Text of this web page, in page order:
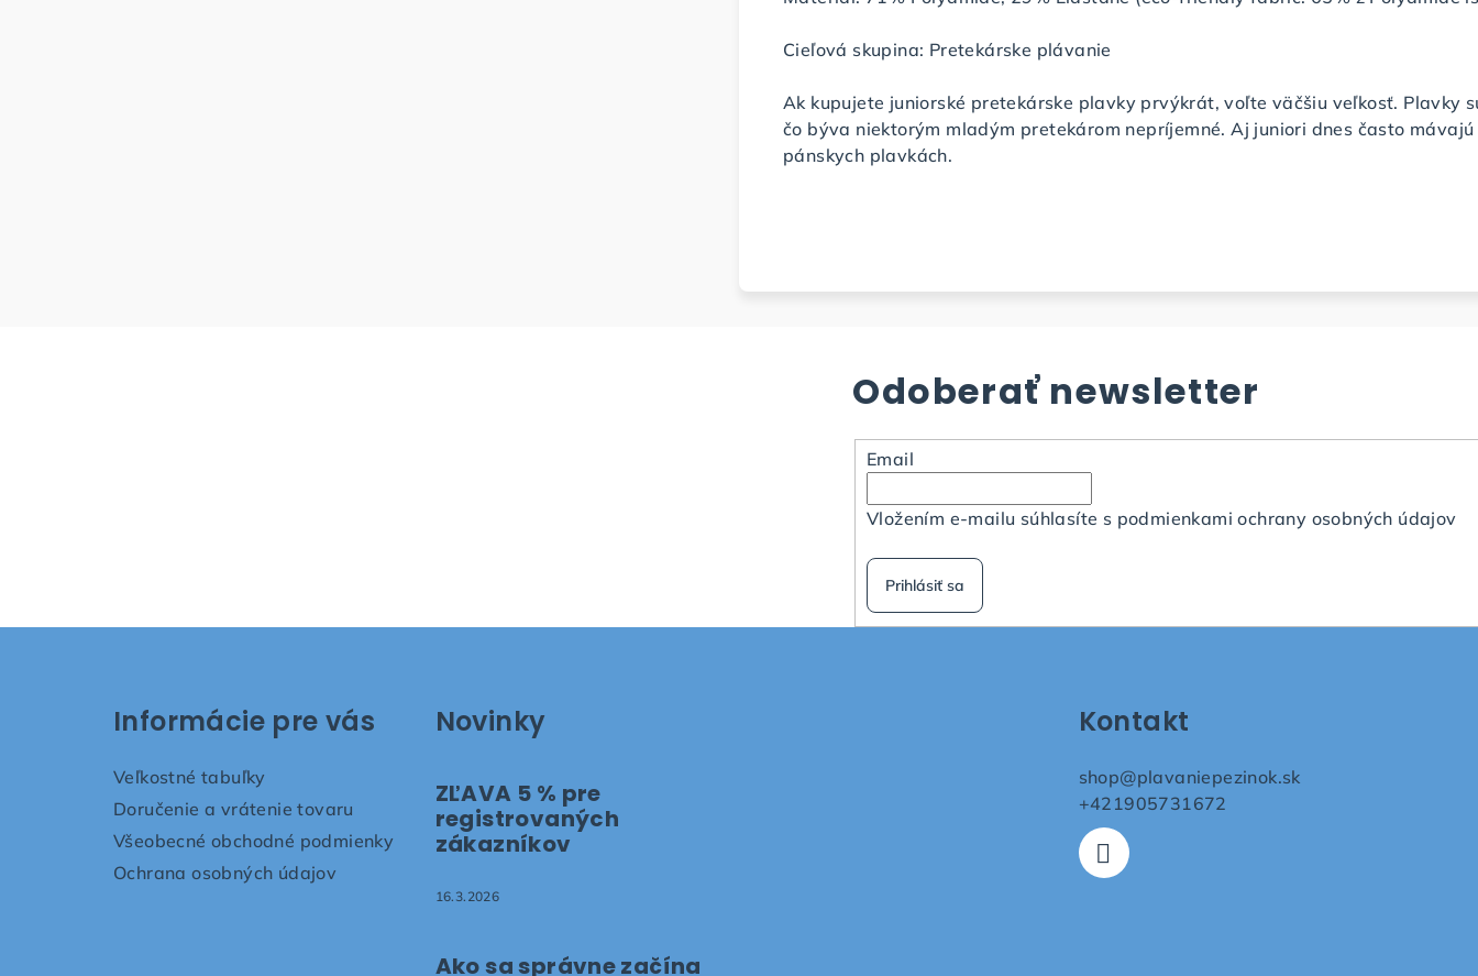
Cieľová skupina: Pretekárske plávanie
Ak kupujete juniorské pretekárske plavky prvýkrát, voľte väčšiu veľkosť. Plavky
čo býva niektorým mladým pretekárom nepríjemné. Aj juniori dnes často
pánskych plavkách.
Odoberať newsletter
Email
Vložením e-mailu súhlasíte s podmienkami ochrany osobných údajov
Prihlásiť sa
Informácie pre vás
Veľkostné tabuľky
Doručenie a vrátenie tovaru
Všeobecné obchodné podmienky
Ochrana osobných údajov
Novinky
ZĽAVA 5 % pre
registrovaných
zákazníkov
16.3.2026
Ako sa správne začína
Kontakt
shop@plavaniepezinok.sk
+421905731672